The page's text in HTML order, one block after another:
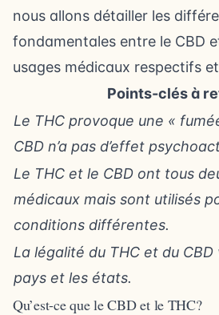
nous allons détailler les
fondamentales entre le CBD
usages médicaux respectifs
Points-clés à
Le THC provoque une «
CBD n’a pas d’effet
Le THC et le CBD ont tous
médicaux mais sont utilisés
conditions différentes.
La légalité du THC et du
pays et les états.
Qu’est-ce que le CBD et le THC?